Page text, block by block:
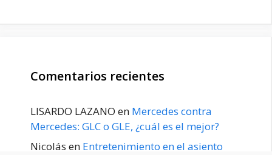
Comentarios recientes
LISARDO LAZANO en Mercedes contra
Mercedes: GLC o GLE, ¿cuál es el mejor?
Nicolás en Entretenimiento en el asiento